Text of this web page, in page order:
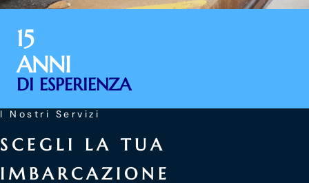
15
ANNI
DI ESPERIENZA
I Nostri Servizi
SCEGLI LA TUA
IMBARCAZIONE